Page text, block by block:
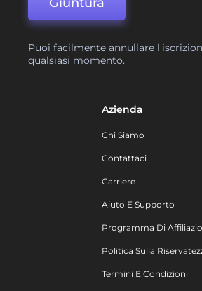
Puoi facilmente annullare
qualsiasi momento.
Azienda
Chi Siamo
Contattaci
Carriere
Aiuto E Supporto
Programma Di
Politica Sulla
Termini E Condizioni